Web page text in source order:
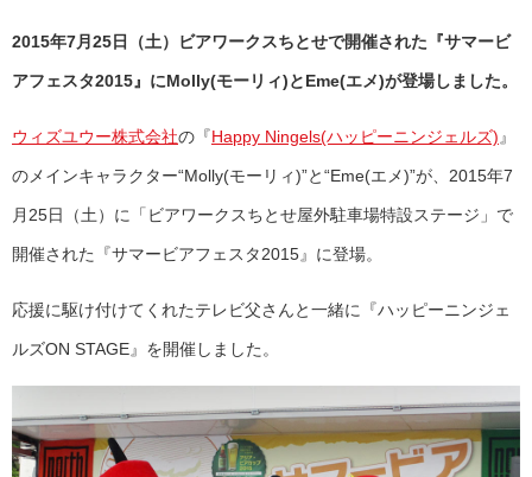
2015年7月25日（土）ビアワークスちとせで開催された『サマービ
アフェスタ2015』にMolly(モーリィ)とEme(エメ)が登場しました。
ウィズユウー株式会社の『Happy Ningels(ハッピーニンジェルズ) 』
のメインキャラクター“Molly(モーリィ)”と“Eme(エメ)”が、2015年7
月25日（土）に「ビアワークスちとせ屋外駐車場特設ステージ」で
開催された『サマービアフェスタ2015』に登場。
応援に駆け付けてくれたテレビ父さんと一緒に『ハッピーニンジェ
ルズON STAGE』を開催しました。